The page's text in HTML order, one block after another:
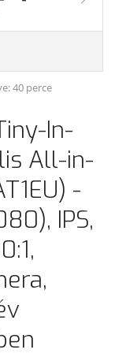
40 perce
In-
All-in-
-
IPS,